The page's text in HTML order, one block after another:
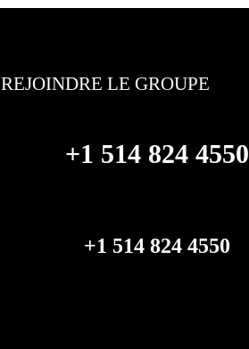
REJOINDRE LE GROUPE
+1 514 824 4550
+1 514 824 4550